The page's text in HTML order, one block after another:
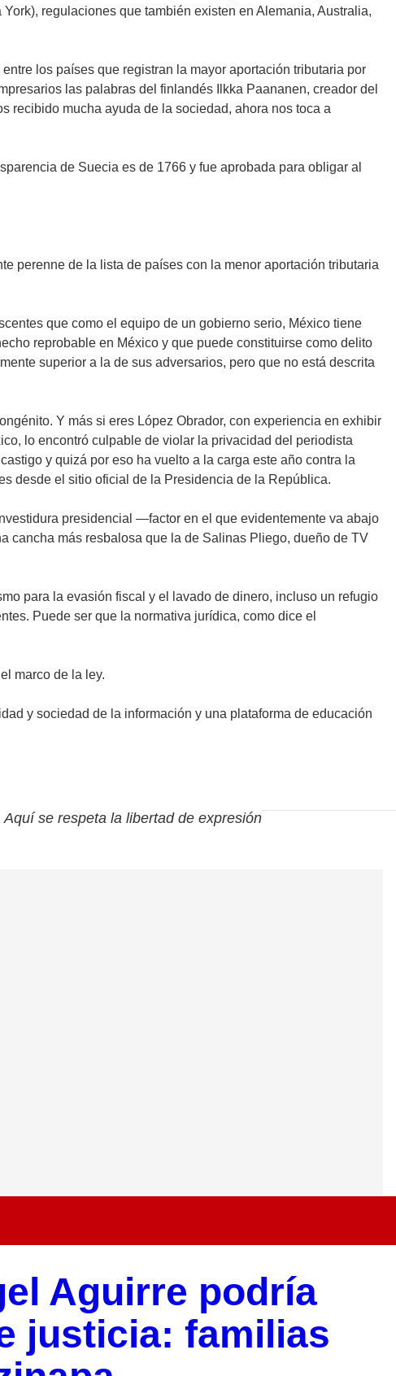
regulaciones que también existen en Alemania, Australia,
los países que registran la mayor aportación tributaria por
las palabras del finlandés Ilkka Paananen, creador del
recibido mucha ayuda de la sociedad, ahora nos toca a
de Suecia es de 1766 y fue aprobada para obligar al
perenne de la lista de países con la menor aportación tributaria
que como el equipo de un gobierno serio, México tiene
reprobable en México y que puede constituirse como delito
superior a la de sus adversarios, pero que no está descrita
Y más si eres López Obrador, con experiencia en exhibir
lo encontró culpable de violar la privacidad del periodista
y quizá por eso ha vuelto a la carga este año contra la
desde el sitio oficial de la Presidencia de la República.
presidencial —factor en el que evidentemente va abajo
cancha más resbalosa que la de Salinas Pliego, dueño de TV
para la evasión fiscal y el lavado de dinero, incluso un refugio
Puede ser que la normativa jurídica, como dice el
marco de la ley.
y sociedad de la información y una plataforma de educación
se respeta la libertad de expresión
Aguirre podría
justicia: familias